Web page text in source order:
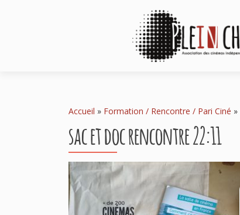
Accueil » Formation / Rencontre / Pari Ciné »
sac et doc rencontre 22:11